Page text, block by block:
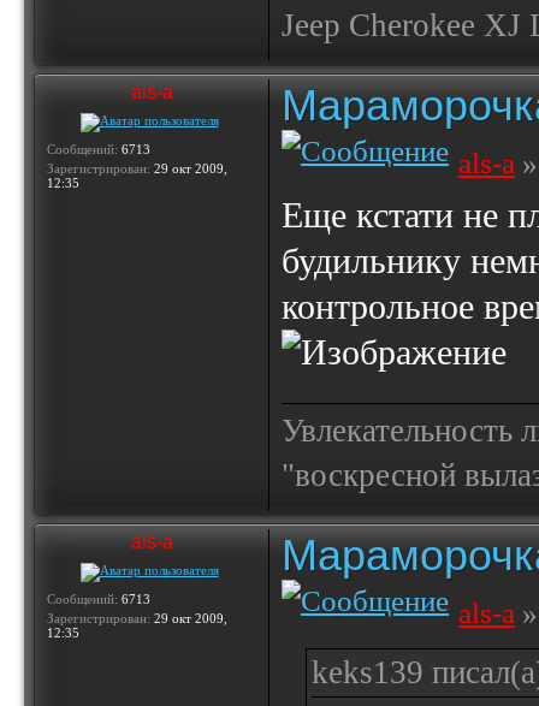
Jeep Cherokee
als-a
Сообщений: 6713
Зарегистрирован: 29 окт 2009,
12:35
als-a
Еще кстати не
будильнику
контрольное
Увлекательность
"воскресной
als-a
Сообщений: 6713
Зарегистрирован: 29 окт 2009,
12:35
als-a
keks139